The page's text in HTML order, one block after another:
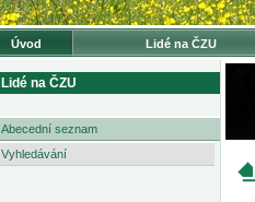
Úvod Lidé na ČZU
Lidé na ČZU
Abecední seznam
Vyhledávání